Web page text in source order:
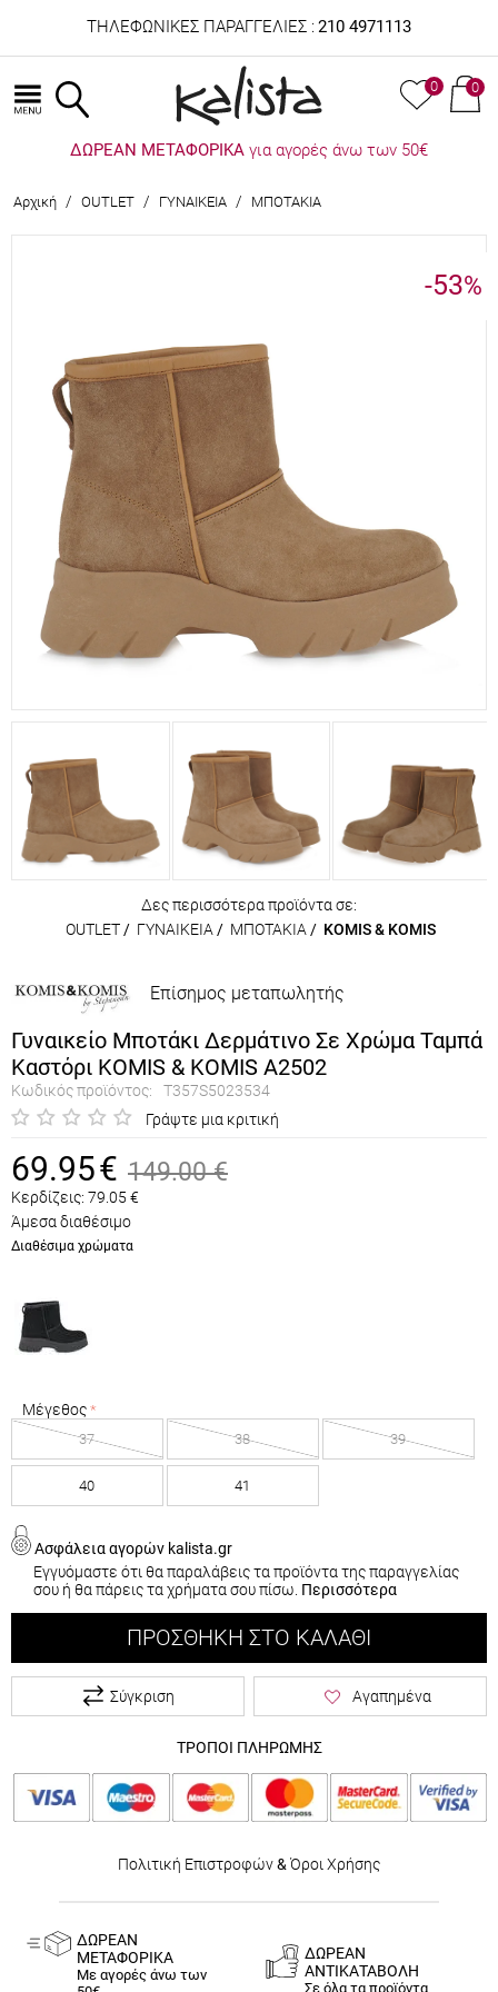
ΤΗΛΕΦΩΝΙΚΕΣ ΠΑΡΑΓΓΕΛΙΕΣ : 210 4971113
0 0
ΔΩΡΕΑΝ ΜΕΤΑΦΟΡΙΚΑ για αγορές άνω των 50€
Αρχική / OUTLET / ΓΥΝΑΙΚΕΙΑ / ΜΠΟΤΑΚΙΑ
-53%
Δες περισσότερα προϊόντα σε:
OUTLET / ΓΥΝΑΙΚΕΙΑ / ΜΠΟΤΑΚΙΑ / KOMIS & KOMIS
Επίσημος μεταπωλητής
Γυναικείο Μποτάκι Δερμάτινο Σε Χρώμα Ταμπά
Καστόρι KOMIS & KOMIS A2502
Κωδικός προϊόντος:
T357S5023534
Γράψτε μια κριτική
69.95€ 149.00 €
Κερδίζεις: 79.05 €
Άμεσα διαθέσιμο
Διαθέσιμα χρώματα
Μέγεθος
37 38 39
40 41
Ασφάλεια αγορών kalista.gr
Εγγυόμαστε ότι θα παραλάβεις τα προϊόντα της παραγγελίας
σου ή θα πάρεις τα χρήματα σου πίσω. Περισσότερα
ΠΡΟΣΘΉΚΗ ΣΤΟ ΚΑΛΆΘΙ
Σύγκριση Αγαπημένα
ΤΡΟΠΟΙ ΠΛΗΡΩΜΗΣ
Πολιτική Επιστροφών& Όροι Χρήσης
ΔΩΡΕΑΝ
ΜΕΤΑΦΟΡΙΚΑ
Με αγορές άνω των
ΔΩΡΕΑΝ
ΑΝΤΙΚΑΤΑΒΟΛΗ
Σε όλα τα προϊόντα